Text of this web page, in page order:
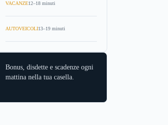
VACANZE12–18 minuti
AUTOVEICOLI13–19 minuti
Bonus, disdette e scadenze ogni
mattina nella tua casella.